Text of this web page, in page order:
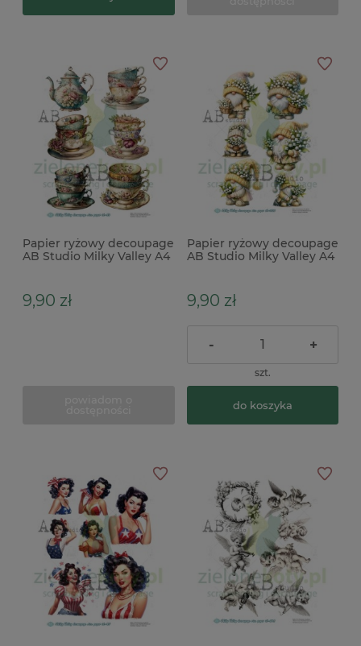
Papier ryżowy decoupage
AB Studio Milky Valley A4
9,90 zł
Papier ryżowy decoupage
AB Studio Milky Valley A4
9,90 zł
- +
szt.
do koszyka